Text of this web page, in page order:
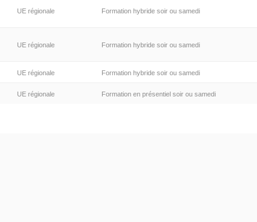
UE régionale Formation hybride soir ou samedi
UE régionale Formation hybride soir ou samedi
UE régionale Formation hybride soir ou samedi
UE régionale Formation en présentiel soir ou samedi